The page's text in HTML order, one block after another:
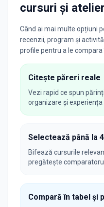
cursuri și
Când ai mai multe opțiuni
recenzii, program și
profile pentru a le compara
Citește păreri reale
Vezi rapid ce spun
organizare și experiența
Selectează până la
Bifează cursurile
pregătește
Compară în tabel și